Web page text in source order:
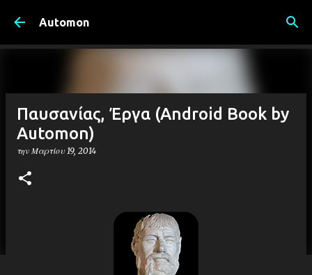
Μετάβαση στο κύριο περιεχόμενο
Automon
Παυσανίας, Έργα (Android Book by
Automon)
την Μαρτίου 19, 2014